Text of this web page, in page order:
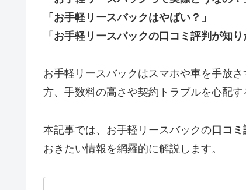
「お手軽リースバックはやばい？」
「お手軽リースバックの口コミ評判が知り
お手軽リースバックはスマホや車を手放
方、手数料の高さや契約トラブルを心配す
本記事では、お手軽リースバックの口コ
おきたい情報を網羅的に解説します。